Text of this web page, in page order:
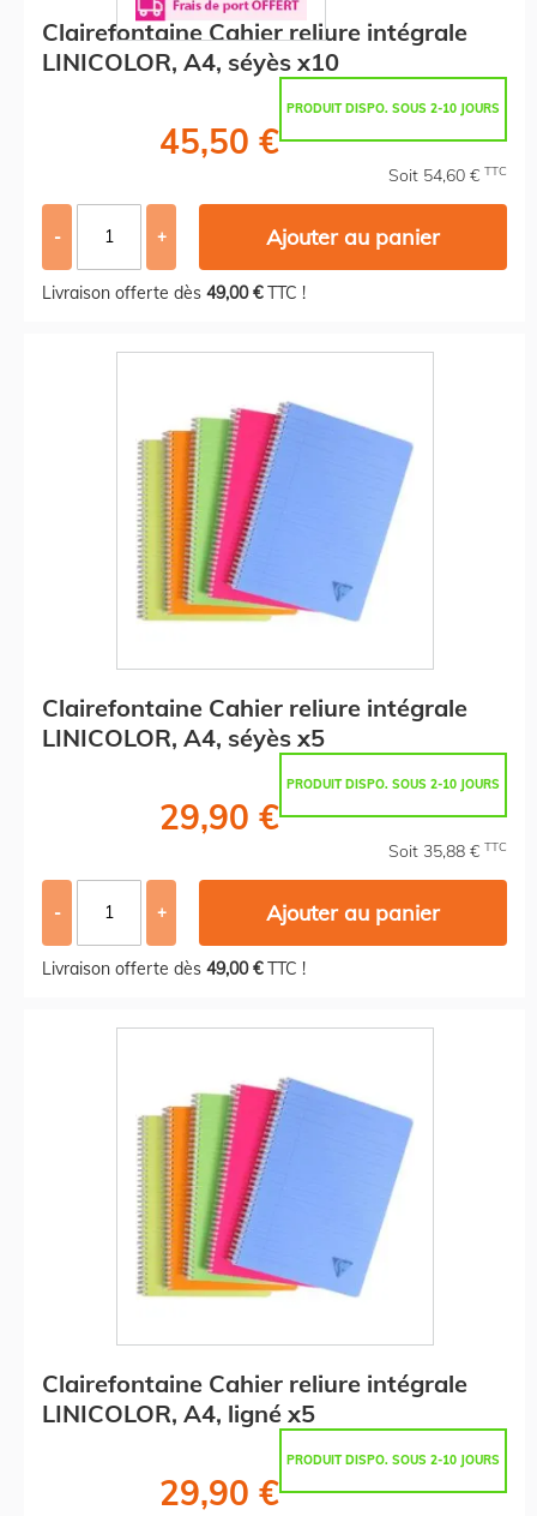
Clairefontaine Cahier reliure intégrale
LINICOLOR, A4, séyès x10
PRODUIT DISPO. SOUS 2-10 JOURS
45,50 €
Soit 54,60 € TTC
- + Ajouter au panier
Livraison offerte dès 49,00 €TTC !
Clairefontaine Cahier reliure intégrale
LINICOLOR, A4, séyès x5
PRODUIT DISPO. SOUS 2-10 JOURS
29,90 €
Soit 35,88 € TTC
- + Ajouter au panier
Livraison offerte dès 49,00 €TTC !
Clairefontaine Cahier reliure intégrale
LINICOLOR, A4, ligné x5
PRODUIT DISPO. SOUS 2-10 JOURS
29,90 €